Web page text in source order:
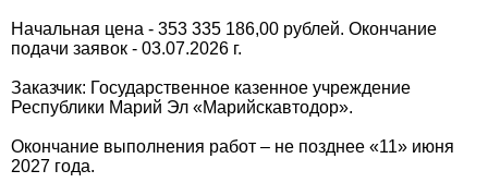
Начальная цена - 353 335 186,00 рублей. Окончание
подачи заявок - 03.07.2026 г.
Заказчик: Государственное казенное учреждение
Республики Марий Эл «Марийскавтодор».
Окончание выполнения работ – не позднее «11» июня
2027 года.